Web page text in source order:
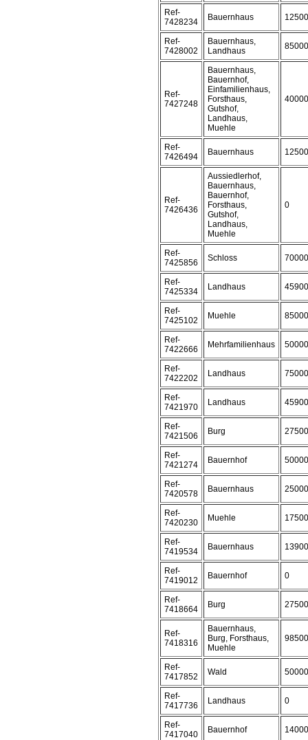
Ref-
7428234
Bauernhaus
Ref-
7428002
Bauernhaus,
Landhaus
Ref-
7427248
Bauernhaus,
Bauernhof,
Einfamilienhaus,
Forsthaus,
Gutshof,
Landhaus,
Muehle
Ref-
7426494
Bauernhaus
Ref-
7426436
Aussiedlerhof,
Bauernhaus,
Bauernhof,
Forsthaus,
Gutshof,
Landhaus,
Muehle
0
Ref-
7425856
Schloss
Ref-
7425334
Landhaus
Ref-
7425102
Muehle 85000
Ref-
7422666
Mehrfamilienhaus 50000
Ref-
7422202
Landhaus
Ref-
7421970
Landhaus
Ref-
7421506
Burg
Ref-
7421274
Bauernhof 50000
Ref-
7420578
Bauernhaus 25000
Ref-
7420230
Muehle
Ref-
7419534
Bauernhaus
Ref-
7419012
Bauernhof 0
Ref-
7418664
Burg
Ref-
7418316
Bauernhaus,
Burg, Forsthaus,
Muehle
Ref-
7417852
Wald 50000
Ref-
7417736
Landhaus 0
Ref-
7417040
Bauernhof